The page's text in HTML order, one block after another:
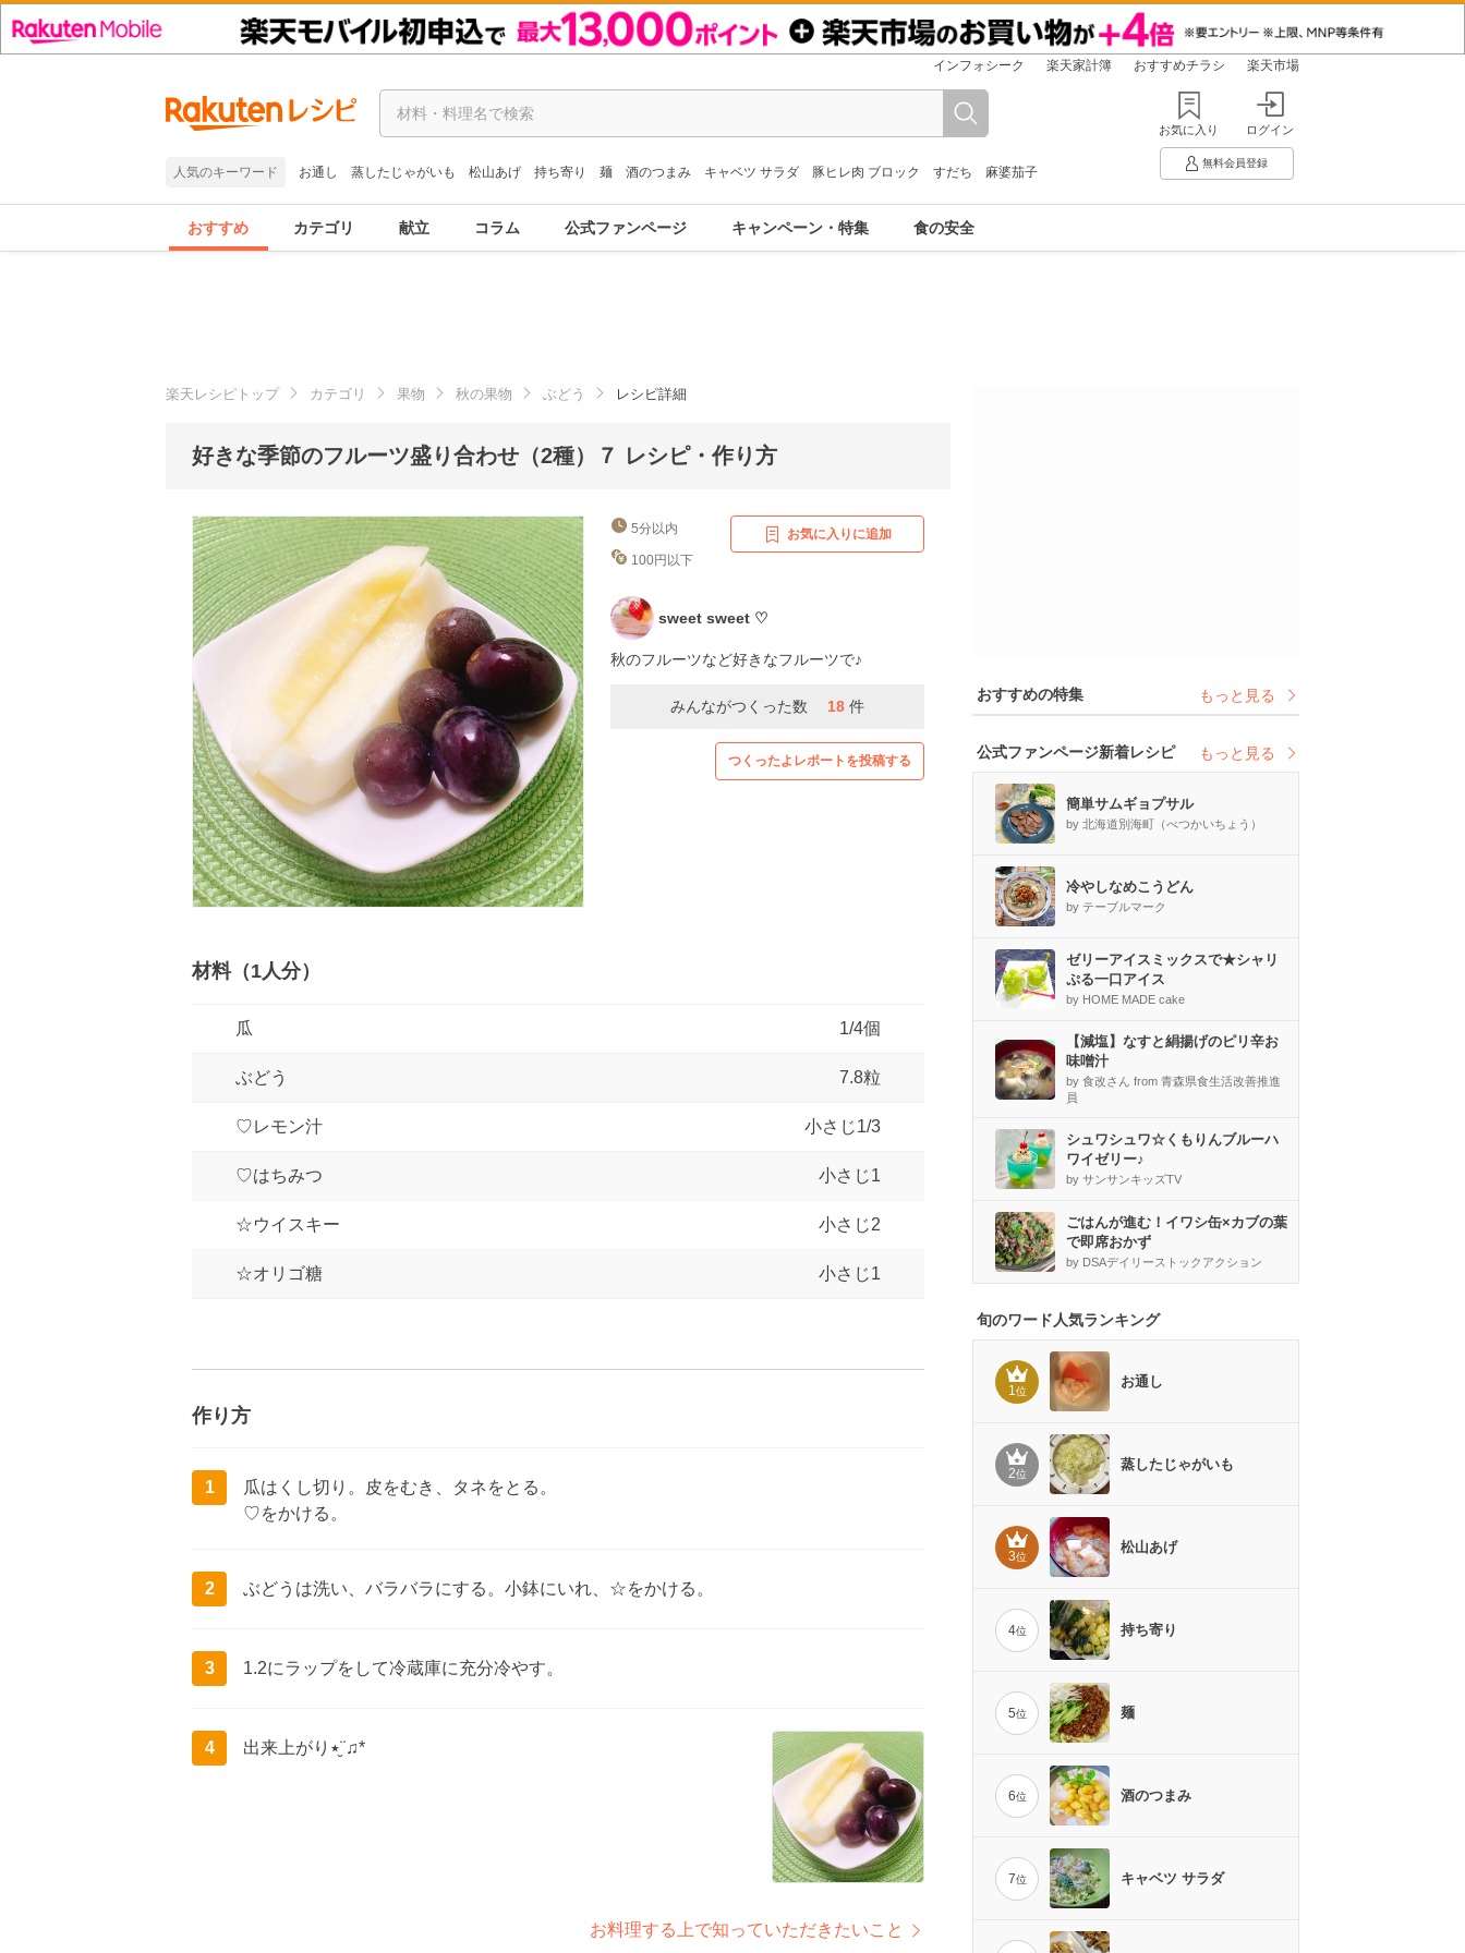
インフォシーク 楽天家計簿 おすすめチラシ 楽天市場
人気のキーワード お通し 蒸したじゃがいも 松山あげ 持ち寄り 麺 酒のつまみ キャベツ サラダ 豚ヒレ肉 ブロック すだち 麻婆茄子
お気に入り ログイン
無料会員登録
おすすめ カテゴリ 献立 コラム 公式ファンページ キャンペーン・特集 食の安全
楽天レシピトップ カテゴリ 果物 秋の果物 ぶどう レシピ詳細
好きな季節のフルーツ盛り合わせ（2種）７ レシピ・作り方
5分以内
100円以下
お気に入りに追加
sweet sweet ♡
秋のフルーツなど好きなフルーツで♪
みんながつくった数 18 件
つくったよレポートを投稿する
材料（1人分）
瓜 1/4個
ぶどう 7.8粒
♡レモン汁 小さじ1/3
♡はちみつ 小さじ1
☆ウイスキー 小さじ2
☆オリゴ糖 小さじ1
作り方
1
瓜はくし切り。皮をむき、タネをとる。
♡をかける。
2 ぶどうは洗い、バラバラにする。小鉢にいれ、☆をかける。
3 1.2にラップをして冷蔵庫に充分冷やす。
4 出来上がり‎٭¨̮♫*
お料理する上で知っていただきたいこと
おすすめの特集 もっと見る
公式ファンページ新着レシピ もっと見る
簡単サムギョプサル
by 北海道別海町（べつかいちょう）
冷やしなめこうどん
by テーブルマーク
ゼリーアイスミックスで★シャリ
ぷる一口アイス
by HOME MADE cake
【減塩】なすと絹揚げのピリ辛お
味噌汁
by 食改さん from 青森県食生活改善推進
員
シュワシュワ☆くもりんブルーハ
ワイゼリー♪
by サンサンキッズTV
ごはんが進む！イワシ缶×カブの葉
で即席おかず
by DSAデイリーストックアクション
旬のワード人気ランキング
1位
お通し
2位
蒸したじゃがいも
3位
松山あげ
4位 持ち寄り
5位 麺
6位 酒のつまみ
7位 キャベツ サラダ